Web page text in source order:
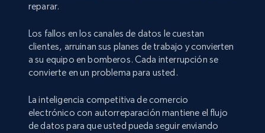
reparar.
Los fallos en los canales de datos le cuestan
clientes, arruinan sus planes de trabajo y convierten
a su equipo en bomberos. Cada interrupción se
convierte en un problema para usted.
La inteligencia competitiva de comercio
electrónico con autorreparación mantiene el flujo
de datos para que usted pueda seguir enviando